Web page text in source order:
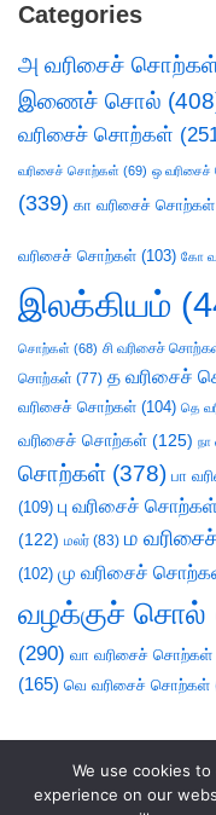
Categories
அ வரிசைச்
இணைச் சொல்
வரிசைச் சொற்கள்
வரிசைச் சொற்கள் (69) ஒ
(339) கா வரிசைச் சொற்கள்
வரிசைச் சொற்கள் (103) கோ
இலக்கியம்
சொற்கள் (68) சி வரிசைச்
சொற்கள் (77) த வரிசைச்
வரிசைச் சொற்கள் (104) தெ
வரிசைச் சொற்கள் (125)
சொற்கள் (378) பா
(109) பு வரிசைச் சொற்கள்
(122) மலர் (83) ம
(102) மு வரிசைச்
வழக்குச் சொல்
(290) வா வரிசைச் சொற்கள்
(165) வெ வரிசைச் சொற்கள்
We use cookies
experience on our